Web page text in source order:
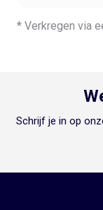
* Verkregen via
Schrijf je in op